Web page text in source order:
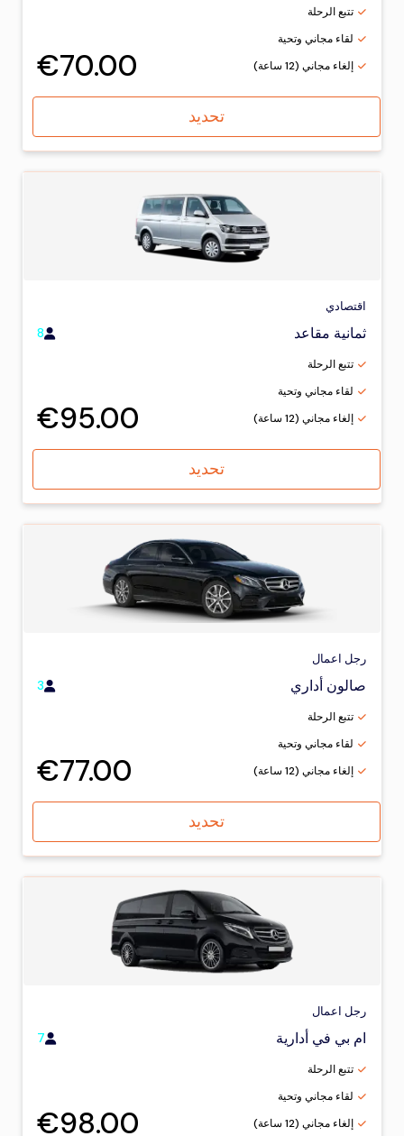
تتبع الرحلة
لقاء مجاني وتحية
إلغاء مجاني (12 ساعة)
€70.00
تحديد
اقتصادي
ثمانية مقاعد 8
تتبع الرحلة
لقاء مجاني وتحية
إلغاء مجاني (12 ساعة)
€95.00
تحديد
رجل اعمال
صالون أداري 3
تتبع الرحلة
لقاء مجاني وتحية
إلغاء مجاني (12 ساعة)
€77.00
تحديد
رجل اعمال
ام بي في أدارية 7
تتبع الرحلة
لقاء مجاني وتحية
إلغاء مجاني (12 ساعة)
€98.00